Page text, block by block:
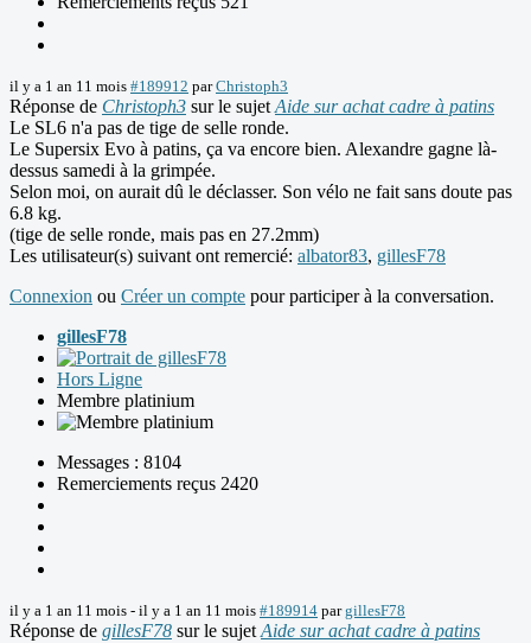
il y a 1 an 11 mois #189912 parChristoph3
Réponse de Christoph3 sur le sujet Aide sur achat cadre à patins
Le SL6 n'a pas de tige de selle ronde.
Le Supersix Evo à patins, ça va encore bien. Alexandre gagne là-
dessus samedi à la grimpée.
Selon moi, on aurait dû le déclasser. Son vélo ne fait sans doute pas
6.8 kg.
(tige de selle ronde, mais pas en 27.2mm)
Les utilisateur(s) suivant ont remercié: albator83, gillesF78
Connexion ou Créer un compte pour participer à la conversation.
gillesF78
Hors Ligne
Membre platinium
Messages : 8104
Remerciements reçus 2420
il y a 1 an 11 mois - il y a 1 an 11 mois #189914 pargillesF78
Réponse de gillesF78 sur le sujet Aide sur achat cadre à patins